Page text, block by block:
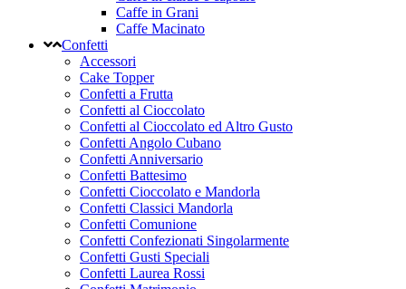
Caffe in Grani
Caffe Macinato
Confetti
Accessori
Cake Topper
Confetti a Frutta
Confetti al Cioccolato
Confetti al Cioccolato ed Altro Gusto
Confetti Angolo Cubano
Confetti Anniversario
Confetti Battesimo
Confetti Cioccolato e Mandorla
Confetti Classici Mandorla
Confetti Comunione
Confetti Confezionati Singolarmente
Confetti Gusti Speciali
Confetti Laurea Rossi